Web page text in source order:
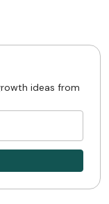
ideas from